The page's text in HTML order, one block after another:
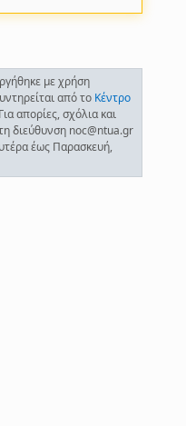
με χρήση
από το Κέντρο
απορίες, σχόλια και
διεύθυνση noc@ntua.gr
έως Παρασκευή,